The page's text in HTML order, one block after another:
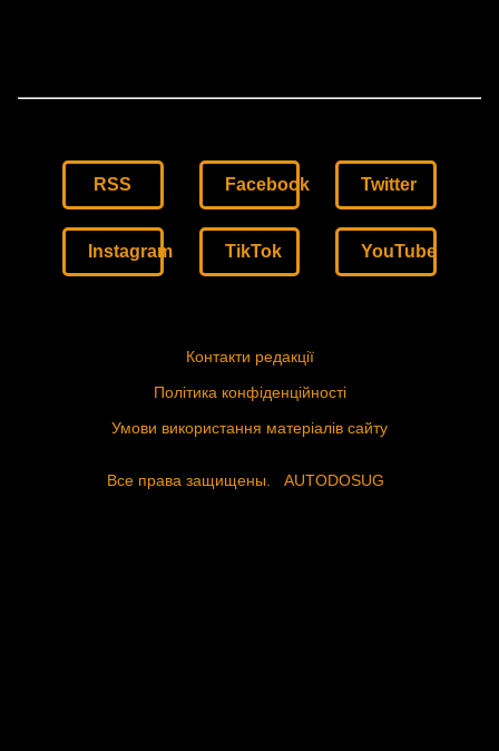
RSS Facebook Twitter
Instagram TikTok YouTube
Контакти редакції
Політика конфіденційності
Умови використання матеріалів сайту
Все права защищены. AUTODOSUG